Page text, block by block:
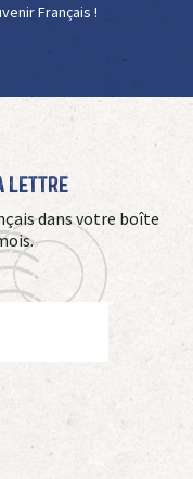
Français !
Lettre
dans votre boîte